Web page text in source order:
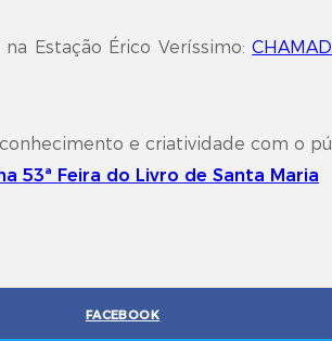
Estação Érico Veríssimo:
e criatividade com o
FACEBOOK